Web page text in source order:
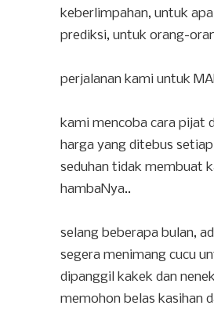
keberlimpahan, untuk
prediksi, untuk orang-
perjalanan kami untuk
kami mencoba cara pijat
harga yang ditebus
seduhan tidak membuat
hambaNya..
selang beberapa bulan,
segera menimang cucu
dipanggil kakek dan
memohon belas kasihan